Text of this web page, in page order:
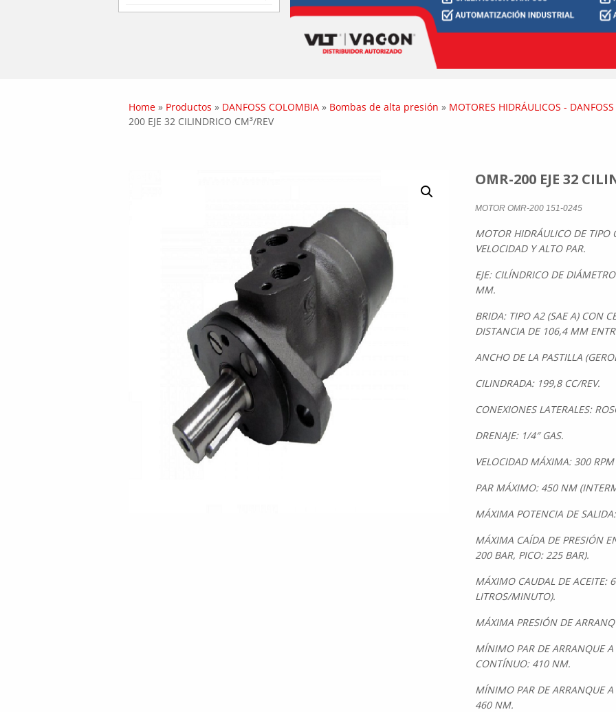
Home » Productos » DANFOSS COLOMBIA » Bombas de alta presión » MOTORES HIDRÁULICOS - DANFOSS
200 EJE 32 CILINDRICO CM³/REV
OMR-200 EJE 32
MOTOR OMR-200 151-0245
MOTOR HIDRÁULICO DE TIPO
VELOCIDAD Y ALTO PAR.
EJE: CILÍNDRICO DE
MM.
BRIDA: TIPO A2 (SAE A) CON
DISTANCIA DE 106,4 MM
ANCHO DE LA PASTILLA
CILINDRADA: 199,8 CC/REV.
CONEXIONES LATERALES:
DRENAJE: 1/4″ GAS.
VELOCIDAD MÁXIMA: 300
PAR MÁXIMO: 450 NM
MÁXIMA POTENCIA DE
MÁXIMA CAÍDA DE PRESIÓN
200 BAR, PICO: 225 BAR).
MÁXIMO CAUDAL DE ACEITE:
LITROS/MINUTO).
MÁXIMA PRESIÓN DE
MÍNIMO PAR DE ARRANQUE
CONTÍNUO: 410 NM.
MÍNIMO PAR DE ARRANQUE
460 NM.